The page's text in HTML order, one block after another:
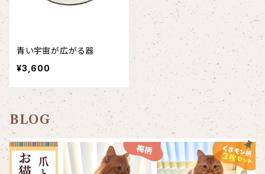
青い宇宙が広がる器
¥3,600
BLOG